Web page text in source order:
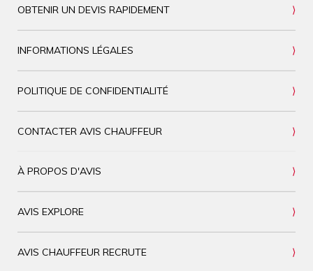
OBTENIR UN DEVIS RAPIDEMENT
INFORMATIONS LÉGALES
POLITIQUE DE CONFIDENTIALITÉ
CONTACTER AVIS CHAUFFEUR
À PROPOS D'AVIS
AVIS EXPLORE
AVIS CHAUFFEUR RECRUTE